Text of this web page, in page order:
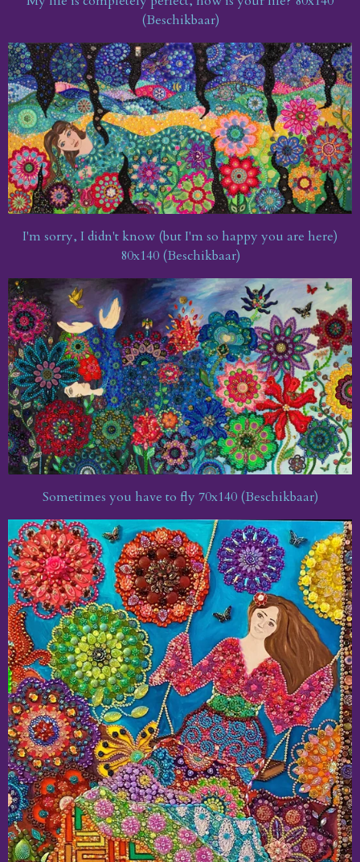
(Beschikbaar)
I'm sorry, I didn't know (but I'm so happy you are here)
80x140 (Beschikbaar)
Sometimes you have to fly 70x140 (Beschikbaar)